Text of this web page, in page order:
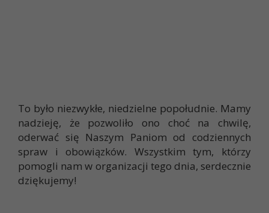
To było niezwykłe, niedzielne popołudnie. Mamy
nadzieję, że pozwoliło ono choć na chwilę,
oderwać się Naszym Paniom od codziennych
spraw i obowiązków. Wszystkim tym, którzy
pomogli nam w organizacji tego dnia, serdecznie
dziękujemy!